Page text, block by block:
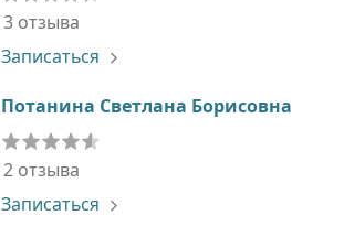
3 отзыва
Записаться
Потанина Светлана Борисовна
2 отзыва
Записаться